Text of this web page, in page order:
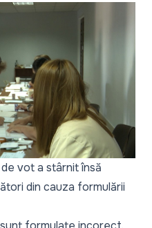
vot a stârnit însă
din cauza formulării